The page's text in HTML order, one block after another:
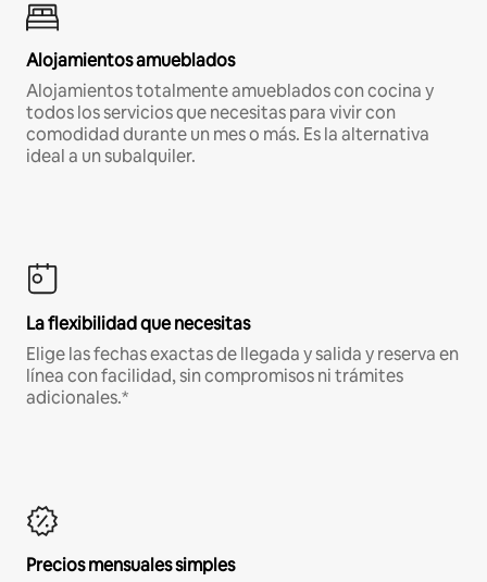
Alojamientos amueblados
Alojamientos totalmente amueblados con cocina y
todos los servicios que necesitas para vivir con
comodidad durante un mes o más. Es la alternativa
ideal a un subalquiler.
La flexibilidad que necesitas
Elige las fechas exactas de llegada y salida y reserva en
línea con facilidad, sin compromisos ni trámites
adicionales.*
Precios mensuales simples